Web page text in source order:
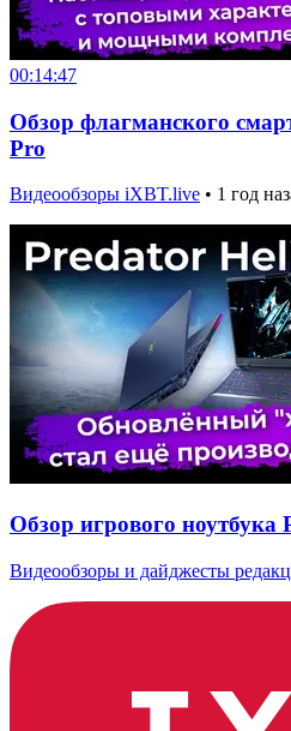
00:14:47
Обзор флагманского
Pro
Видеообзоры iXBT.live • 1 год
Обзор игрового ноутбука
Видеообзоры и дайджесты